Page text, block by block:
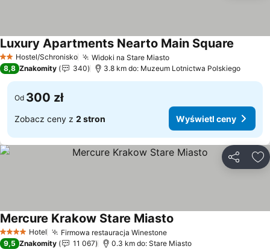
2 Kategoria
Hostel/Schronisko Widoki na Stare Miasto
Luxury Apartments Nearto Main Square
8,8 Znakomity 340 3.8 km do: Muzeum Lotnictwa Polskiego
Od 300 zł
Zobacz ceny z 2 stron Wyświetl ceny
4 KategoriaHotel Firmowa restauracja Winestone
Mercure Krakow Stare Miasto
9,5 Znakomity 11 067 0.3 km do: Stare Miasto